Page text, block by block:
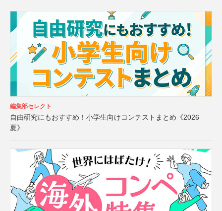
編集部セレクト
自由研究にもおすすめ！小学生向けコンテストまとめ《2026
夏》